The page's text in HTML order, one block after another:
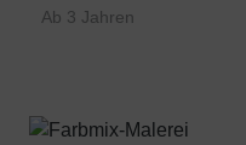
Ab 3 Jahren